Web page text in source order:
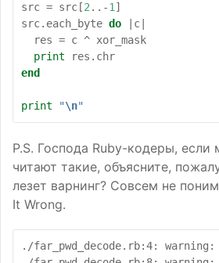
src = src [2 ..-1 ]
src. each_byte do c
res = c ^ xor_mask
print
res . chr
end
print "\n"
P.S. Господа Ruby-кодеры, если
читают такие, объясните,
лезет варнинг? Совсем не
It Wrong.
./far_pwd_decode.rb:4: